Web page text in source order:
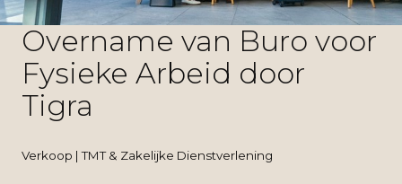
Overname van Buro voor
Fysieke Arbeid door
Tigra
Verkoop | TMT & Zakelijke Dienstverlening